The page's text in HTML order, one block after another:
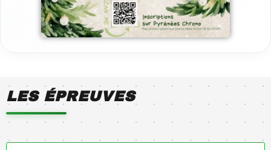
LES ÉPREUVES